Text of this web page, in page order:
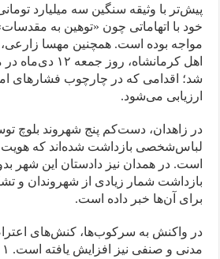
پیش‌تر با وثیقه سنگین سه میلیارد
خود با اتهاماتی چون «توهین به
مواجه بوده است. همچنین مهسا
اهل کرمانشاه،
شد؛ اقدامی که در چارچوب فشارهای
ارزیابی می‌شود.
در زاهدان، دست‌کم پنج شهروند بلوچ
لباس‌شخصی بازداشت شده‌اند که هویت
است. در همدان نیز دادستان این شهر
بازداشت شمار زیادی از شهروندان و
برای آن‌ها خبر داده است.
در واکنش به سرکوب‌ها، کنش‌های